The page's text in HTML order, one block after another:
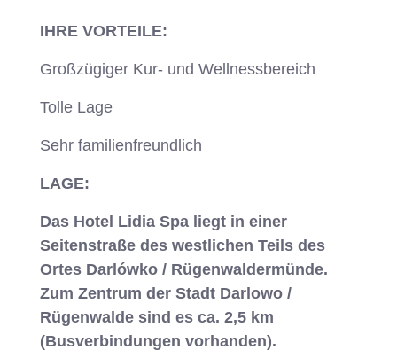
IHRE VORTEILE:
Großzügiger Kur- und Wellnessbereich
Tolle Lage
Sehr familienfreundlich
LAGE:
Das Hotel Lidia Spa liegt in einer
Seitenstraße des westlichen Teils des
Ortes Darlówko / Rügenwaldermünde.
Zum Zentrum der Stadt Darlowo /
Rügenwalde sind es ca. 2,5 km
(Busverbindungen vorhanden).